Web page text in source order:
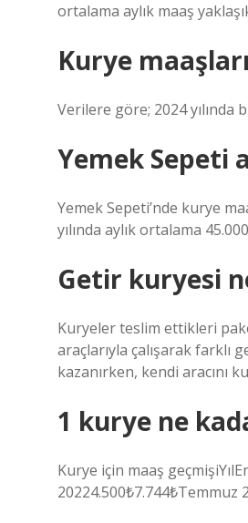
ortalama aylık maaş
Kurye
Verilere göre; 2024 yılında
Yemek Sepeti
Yemek Sepeti’nde kurye
yılında aylık ortalama
Getir kuryesi
Kuryeler teslim ettikleri
araçlarıyla çalışarak farklı
kazanırken, kendi aracını
1 kurye ne
Kurye için maaş
20224.500₺7.744₺Temmuz